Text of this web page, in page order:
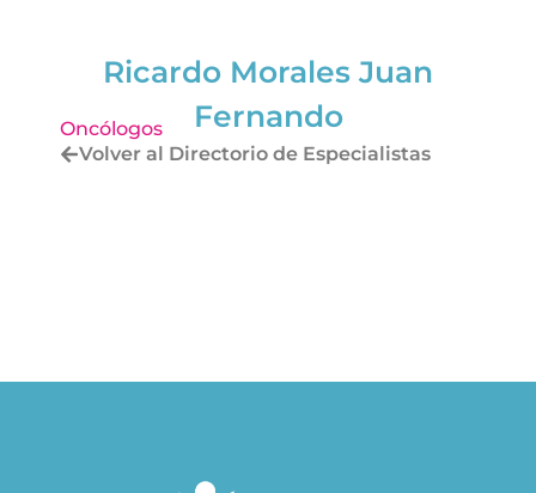
Ricardo Morales Juan
Fernando
Oncólogos
Volver al Directorio de Especialistas